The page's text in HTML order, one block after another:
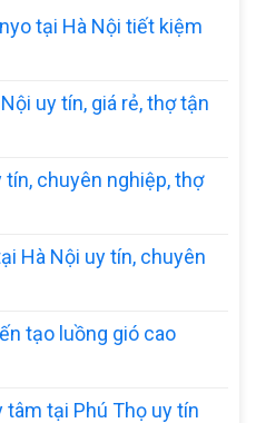
tại Hà Nội tiết kiệm
uy tín, giá rẻ, thợ tận
tín, chuyên nghiệp, thợ
Hà Nội uy tín, chuyên
tạo luồng gió cao
tại Phú Thọ uy tín